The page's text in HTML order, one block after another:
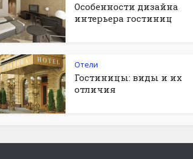
Особенности дизайна
интерьера гостиниц
Отели
Гостиницы: виды и их
отличия